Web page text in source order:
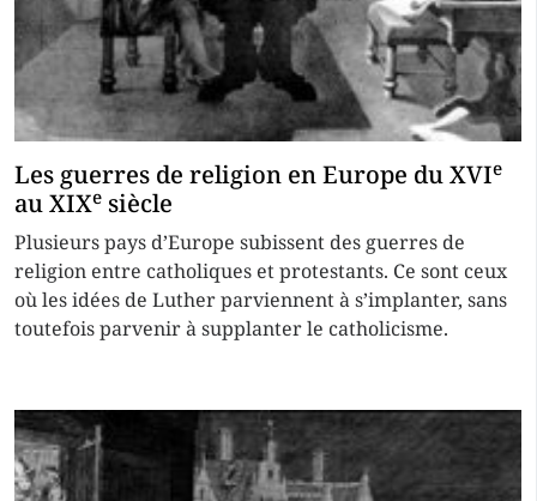
Les guerres de religion en Europe du XVIe
au XIXe siècle
Plusieurs pays d’Europe subissent des guerres de
religion entre catholiques et protestants. Ce sont ceux
où les idées de Luther parviennent à s’implanter, sans
toutefois parvenir à supplanter le catholicisme.